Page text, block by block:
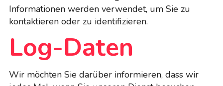
Informationen werden verwendet, um Sie zu
kontaktieren oder zu identifizieren.
Log-Daten
Wir möchten Sie darüber informieren, dass wir